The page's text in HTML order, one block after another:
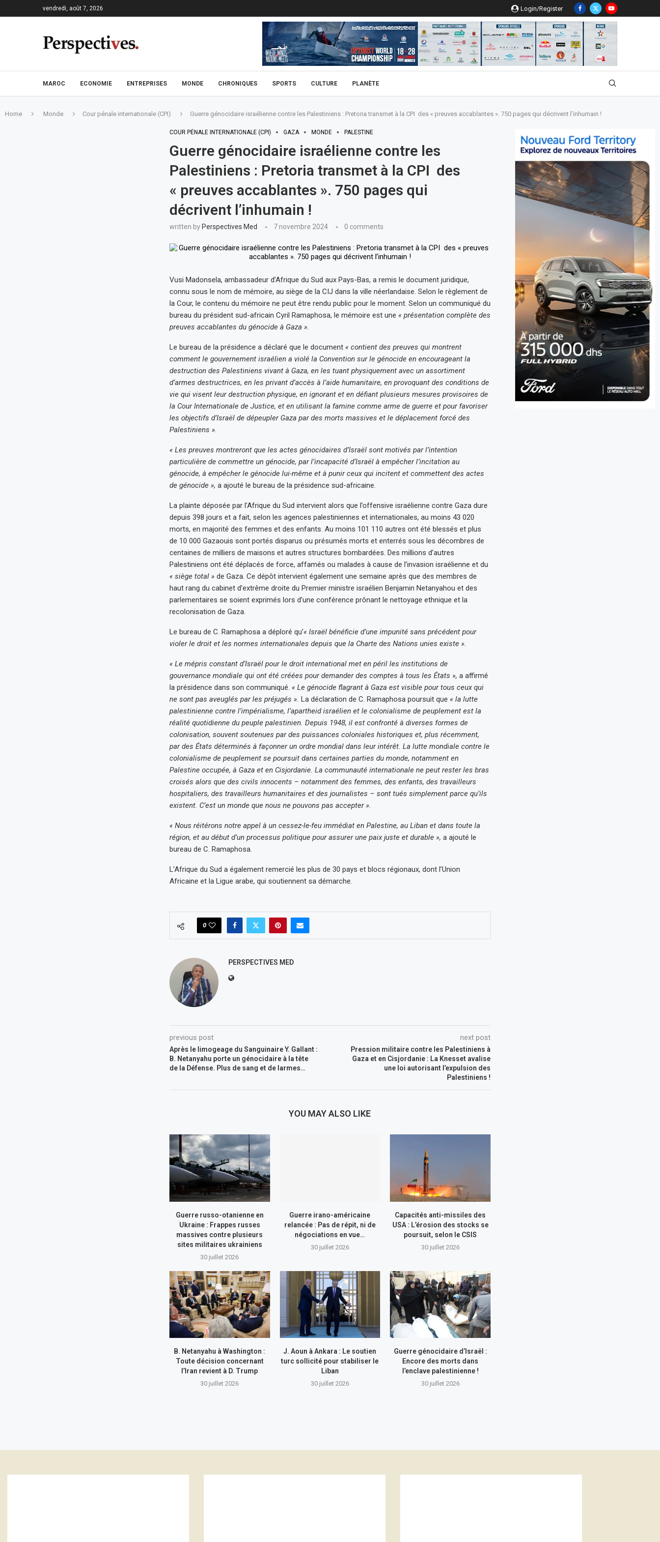
vendredi, août 7, 2026 Login/Register
MAROC ECONOMIE ENTREPRISES MONDE CHRONIQUES SPORTS CULTURE PLANÈTE
Home Monde Cour pénale internationale (CPI) Guerre génocidaire israélienne contre les Palestiniens : Pretoria transmet à la CPI des « preuves accablantes ». 750 pages qui décrivent l’inhumain !
COUR PÉNALE INTERNATIONALE (CPI) GAZA MONDE PALESTINE
Guerre génocidaire israélienne contre les
Palestiniens : Pretoria transmet à la CPI des
« preuves accablantes ». 750 pages qui
décrivent l’inhumain !
written by Perspectives Med 7 novembre 2024 0 comments
Vusi Madonsela, ambassadeur d’Afrique du Sud aux Pays-Bas, a remis le document juridique,
connu sous le nom de mémoire, au siège de la CIJ dans la ville néerlandaise. Selon le règlement de
la Cour, le contenu du mémoire ne peut être rendu public pour le moment. Selon un communiqué du
bureau du président sud-africain Cyril Ramaphosa, le mémoire est une « présentation complète des
preuves accablantes du génocide à Gaza ».
Le bureau de la présidence a déclaré que le document « contient des preuves qui montrent
comment le gouvernement israélien a violé la Convention sur le génocide en encourageant la
destruction des Palestiniens vivant à Gaza, en les tuant physiquement avec un assortiment
d’armes destructrices, en les privant d’accès à l’aide humanitaire, en provoquant des conditions de
vie qui visent leur destruction physique, en ignorant et en défiant plusieurs mesures provisoires de
la Cour Internationale de Justice, et en utilisant la famine comme arme de guerre et pour favoriser
les objectifs d’Israël de dépeupler Gaza par des morts massives et le déplacement forcé des
Palestiniens ».
« Les preuves montreront que les actes génocidaires d’Israël sont motivés par l’intention
particulière de commettre un génocide, par l’incapacité d’Israël à empêcher l’incitation au
génocide, à empêcher le génocide lui-même et à punir ceux qui incitent et commettent des actes
de génocide », a ajouté le bureau de la présidence sud-africaine.
La plainte déposée par l’Afrique du Sud intervient alors que l’offensive israélienne contre Gaza dure
depuis 398 jours et a fait, selon les agences palestiniennes et internationales, au moins 43 020
morts, en majorité des femmes et des enfants. Au moins 101 110 autres ont été blessés et plus
de 10 000 Gazaouis sont portés disparus ou présumés morts et enterrés sous les décombres de
centaines de milliers de maisons et autres structures bombardées. Des millions d’autres
Palestiniens ont été déplacés de force, affamés ou malades à cause de l’invasion israélienne et du
« siège total » de Gaza. Ce dépôt intervient également une semaine après que des membres de
haut rang du cabinet d’extrême droite du Premier ministre israélien Benjamin Netanyahou et des
parlementaires se soient exprimés lors d’une conférence prônant le nettoyage ethnique et la
recolonisation de Gaza.
Le bureau de C. Ramaphosa a déploré qu’« Israël bénéficie d’une impunité sans précédent pour
violer le droit et les normes internationales depuis que la Charte des Nations unies existe ».
« Le mépris constant d’Israël pour le droit international met en péril les institutions de
gouvernance mondiale qui ont été créées pour demander des comptes à tous les États », a affirmé
la présidence dans son communiqué. « Le génocide flagrant à Gaza est visible pour tous ceux qui
ne sont pas aveuglés par les préjugés ». La déclaration de C. Ramaphosa poursuit que « la lutte
palestinienne contre l’impérialisme, l’apartheid israélien et le colonialisme de peuplement est la
réalité quotidienne du peuple palestinien. Depuis 1948, il est confronté à diverses formes de
colonisation, souvent soutenues par des puissances coloniales historiques et, plus récemment,
par des États déterminés à façonner un ordre mondial dans leur intérêt. La lutte mondiale contre le
colonialisme de peuplement se poursuit dans certaines parties du monde, notamment en
Palestine occupée, à Gaza et en Cisjordanie. La communauté internationale ne peut rester les bras
croisés alors que des civils innocents – notamment des femmes, des enfants, des travailleurs
hospitaliers, des travailleurs humanitaires et des journalistes – sont tués simplement parce qu’ils
existent. C’est un monde que nous ne pouvons pas accepter ».
« Nous réitérons notre appel à un cessez-le-feu immédiat en Palestine, au Liban et dans toute la
région, et au début d’un processus politique pour assurer une paix juste et durable », a ajouté le
bureau de C. Ramaphosa.
L’Afrique du Sud a également remercié les plus de 30 pays et blocs régionaux, dont l’Union
Africaine et la Ligue arabe, qui soutiennent sa démarche.
0
PERSPECTIVES MED
previous post
Après le limogeage du Sanguinaire Y. Gallant :
B. Netanyahu porte un génocidaire à la tête
de la Défense. Plus de sang et de larmes…
next post
Pression militaire contre les Palestiniens à
Gaza et en Cisjordanie : La Knesset avalise
une loi autorisant l’expulsion des
Palestiniens !
YOU MAY ALSO LIKE
Guerre russo-otanienne en
Ukraine : Frappes russes
massives contre plusieurs
sites militaires ukrainiens
30 juillet 2026
Guerre irano-américaine
relancée : Pas de répit, ni de
négociations en vue…
30 juillet 2026
Capacités anti-missiles des
USA : L’érosion des stocks se
poursuit, selon le CSIS
30 juillet 2026
B. Netanyahu à Washington :
Toute décision concernant
l’Iran revient à D. Trump
30 juillet 2026
J. Aoun à Ankara : Le soutien
turc sollicité pour stabiliser le
Liban
30 juillet 2026
Guerre génocidaire d’Israël :
Encore des morts dans
l’enclave palestinienne !
30 juillet 2026